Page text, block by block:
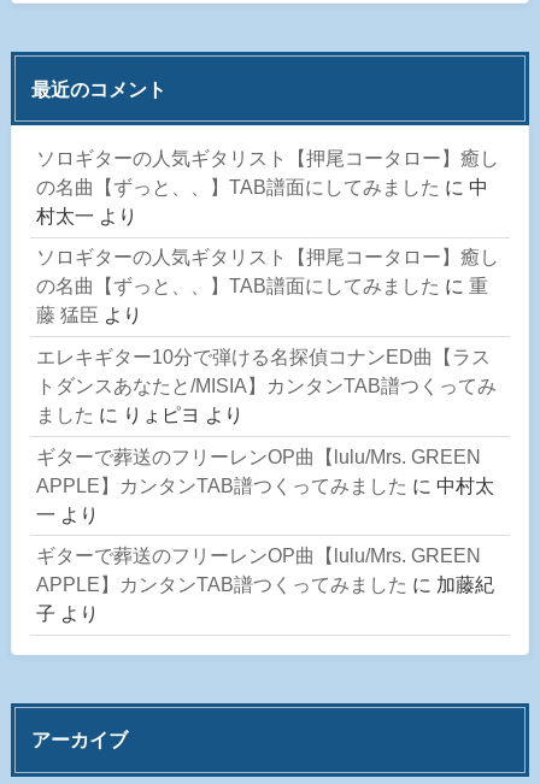
最近のコメント
ソロギターの人気ギタリスト【押尾コータロー】癒し
の名曲【ずっと、、】TAB譜面にしてみました に 中
村太一 より
ソロギターの人気ギタリスト【押尾コータロー】癒し
の名曲【ずっと、、】TAB譜面にしてみました に 重
藤 猛臣 より
エレキギター10分で弾ける名探偵コナンED曲【ラス
トダンスあなたと/MISIA】カンタンTAB譜つくってみ
ました に りょピヨ より
ギターで葬送のフリーレンOP曲【lulu/Mrs. GREEN
APPLE】カンタンTAB譜つくってみました に 中村太
一 より
ギターで葬送のフリーレンOP曲【lulu/Mrs. GREEN
APPLE】カンタンTAB譜つくってみました に 加藤紀
子 より
アーカイブ